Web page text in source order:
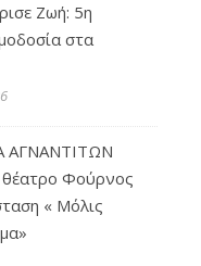
Ζωή: 5η
στα
Φούρνος
« Μόλις